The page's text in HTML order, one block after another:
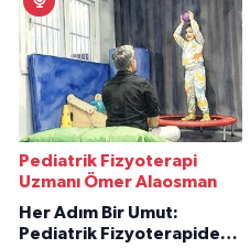
Pediatrik Fizyoterapi
Uzmanı Ömer Alaosman
Her Adım Bir Umut:
Pediatrik Fizyoterapiden